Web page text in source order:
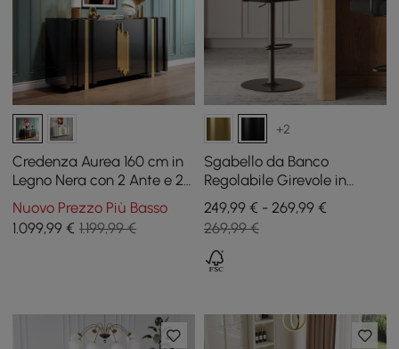
Credenza Aurea 160 cm in
Legno Nera con 2 Ante e 2
Ripiani
Nuovo Prezzo Più Basso
1.099,99 € 1.199,99 €
+2
Sgabello da Banco
Regolabile Girevole in
Bouclé Nero, Base Nera
249,99 € - 269,99 €
269,99 €